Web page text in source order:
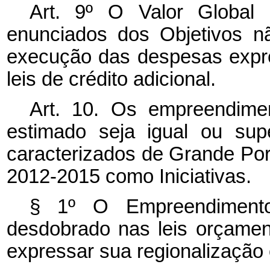
Art. 9º O Valor Global
enunciados dos Objetivos
execução das despesas
leis de crédito adicional.
Art. 10. Os
estimado seja igual ou
caracterizados de Grande
2012-2015 como Iniciativas.
§ 1º O
desdobrado nas leis
expressar sua